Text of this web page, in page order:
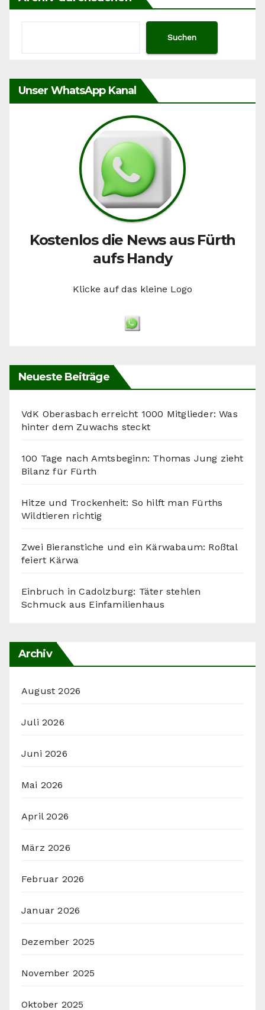
Suchen
Unser WhatsApp Kanal
Kostenlos die News aus Fürth
aufs Handy
Klicke auf das kleine Logo
Neueste Beiträge
VdK Oberasbach erreicht 1000 Mitglieder: Was
hinter dem Zuwachs steckt
100 Tage nach Amtsbeginn: Thomas Jung zieht
Bilanz für Fürth
Hitze und Trockenheit: So hilft man Fürths
Wildtieren richtig
Zwei Bieranstiche und ein Kärwabaum: Roßtal
feiert Kärwa
Einbruch in Cadolzburg: Täter stehlen
Schmuck aus Einfamilienhaus
Archiv
August 2026
Juli 2026
Juni 2026
Mai 2026
April 2026
März 2026
Februar 2026
Januar 2026
Dezember 2025
November 2025
Oktober 2025